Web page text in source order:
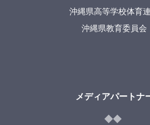
沖縄県高等学校体育
沖縄県教育委員会
メディアパートナ